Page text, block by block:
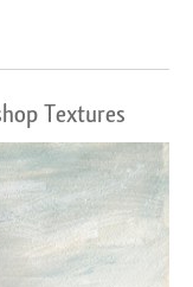
Textures